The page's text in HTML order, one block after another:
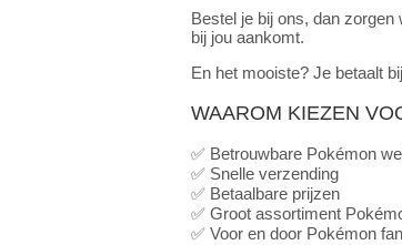
Bestel je bij ons, dan
bij jou aankomt.
En het mooiste? Je betaalt
WAAROM KIEZEN
✅ Betrouwbare Pokémon
✅ Snelle verzending
✅ Betaalbare prijzen
✅ Groot assortiment
✅ Voor en door Pokémon